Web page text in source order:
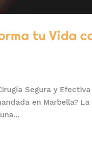
tu Vida
Segura y
en Marbella?